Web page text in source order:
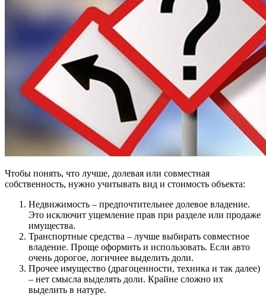
Чтобы понять, что лучше, долевая или совместная
собственность, нужно учитывать вид и стоимость объекта:
Недвижимость – предпочтительнее долевое владение.
Это исключит ущемление прав при разделе или продаже
имущества.
Транспортные средства – лучше выбирать совместное
владение. Проще оформить и использовать. Если авто
очень дорогое, логичнее выделить доли.
Прочее имущество (драгоценности, техника и так далее)
– нет смысла выделять доли. Крайне сложно их
выделить в натуре.